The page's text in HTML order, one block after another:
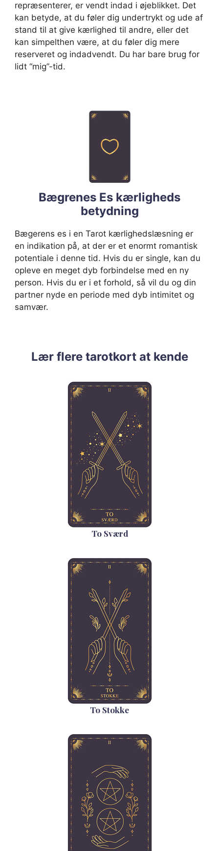
repræsenterer, er vendt indad i øjeblikket. Det
kan betyde, at du føler dig undertrykt og ude af
stand til at give kærlighed til andre, eller det
kan simpelthen være, at du føler dig mere
reserveret og indadvendt. Du har bare brug for
lidt “mig”-tid.
Bægrenes Es kærligheds
betydning
Bægerens es i en Tarot kærlighedslæsning er
en indikation på, at der er et enormt romantisk
potentiale i denne tid. Hvis du er single, kan du
opleve en meget dyb forbindelse med en ny
person. Hvis du er i et forhold, så vil du og din
partner nyde en periode med dyb intimitet og
samvær.
Lær flere tarotkort at kende
To Sværd
To Stokke